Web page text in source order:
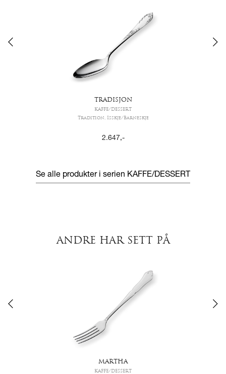
TRADISJON
KAFFE/DESSERT
Tradition, Isskje/Barneskje
2.647 ,-
Se alle produkter i serien KAFFE/DESSERT
ANDRE HAR SETT PÅ
MARTHA
KAFFE/DESSERT